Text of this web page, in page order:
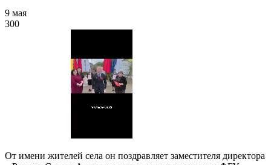
9 мая
300
От имени жителей села он поздравляет заместителя директора